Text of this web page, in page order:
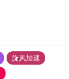
旋风加速